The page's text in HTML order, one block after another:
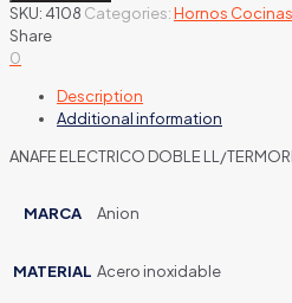
SKU: 4108 Categories:Hornos
Share
0
Description
Additional information
ANAFE ELECTRICO DOBLE LL/
MARCA Anion
MATERIAL Acero inoxidable